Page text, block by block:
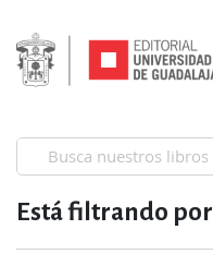
Está filtrando por